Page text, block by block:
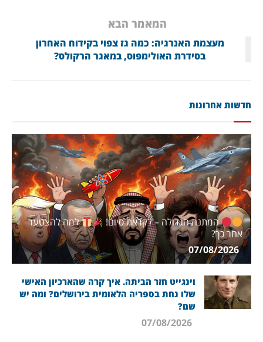
המאמר הבא
מעצמת האנרגיה: כמה גז צפוי בקידוח האחרון
בסידרת האולימפוס, במאגר הרקולס?
חדשות אחרונות
המתנה הגדולה – לקראת סיום!
למה להצטער
אחר כך?
07/08/2026
וינגייט חזר הביתה. איך קרה שהארכיון האישי
שלו נחת בספריה הלאומית בירושלים? ומה יש
שם?